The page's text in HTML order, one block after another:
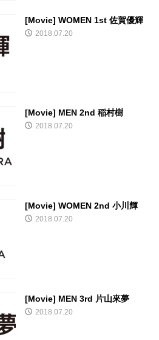
[Movie] WOMEN 1st 佐賀優輝
2018.07.20
[Movie] MEN 2nd 稲村樹
2018.07.20
[Movie] WOMEN 2nd 小川輝
2018.07.20
[Movie] MEN 3rd 片山來夢
2018.07.20